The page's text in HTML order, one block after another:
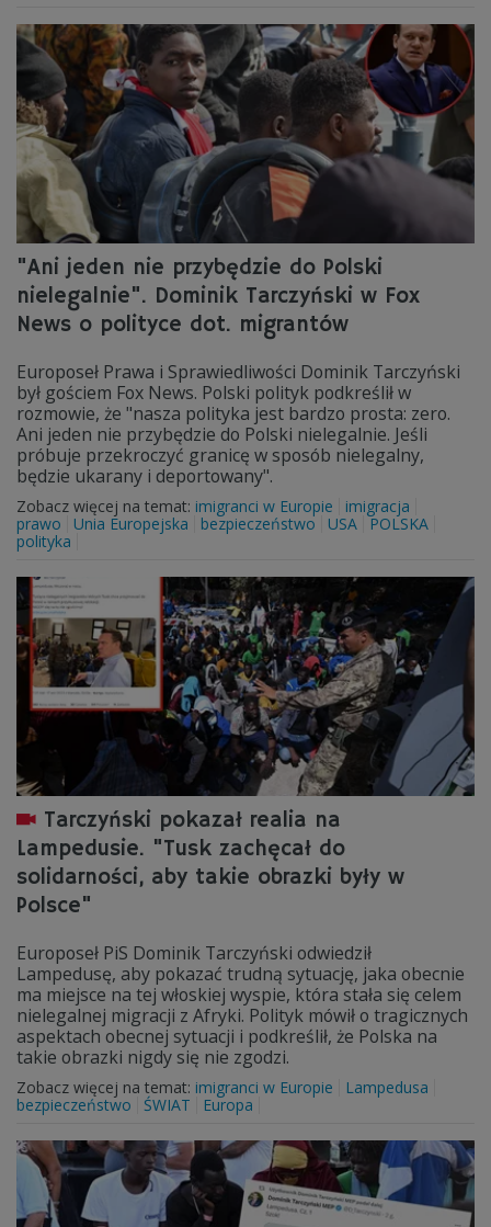
"Ani jeden nie przybędzie do Polski
nielegalnie". Dominik Tarczyński w Fox
News o polityce dot. migrantów
Europoseł Prawa i Sprawiedliwości Dominik Tarczyński
był gościem Fox News. Polski polityk podkreślił w
rozmowie, że "nasza polityka jest bardzo prosta: zero.
Ani jeden nie przybędzie do Polski nielegalnie. Jeśli
próbuje przekroczyć granicę w sposób nielegalny,
będzie ukarany i deportowany".
Zobacz więcej na temat: imigranci w Europie
imigracja
prawo
Unia Europejska bezpieczeństwo USA POLSKA
polityka
Tarczyński pokazał realia na
Lampedusie. "Tusk zachęcał do
solidarności, aby takie obrazki były w
Polsce"
Europoseł PiS Dominik Tarczyński odwiedził
Lampedusę, aby pokazać trudną sytuację, jaka obecnie
ma miejsce na tej włoskiej wyspie, która stała się celem
nielegalnej migracji z Afryki. Polityk mówił o tragicznych
aspektach obecnej sytuacji i podkreślił, że Polska na
takie obrazki nigdy się nie zgodzi.
Zobacz więcej na temat: imigranci w Europie
Lampedusa
bezpieczeństwo
ŚWIAT Europa